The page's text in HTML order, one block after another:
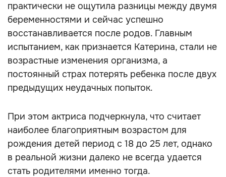
практически не ощутила разницы между двумя
беременностями и сейчас успешно
восстанавливается после родов. Главным
испытанием, как признается Катерина, стали не
возрастные изменения организма, а
постоянный страх потерять ребенка после двух
предыдущих неудачных попыток.
При этом актриса подчеркнула, что считает
наиболее благоприятным возрастом для
рождения детей период с 18 до 25 лет, однако
в реальной жизни далеко не всегда удается
стать родителями именно тогда.